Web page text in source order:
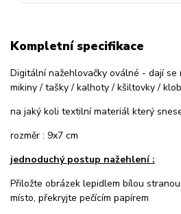
Kompletní specifikace
Digitální nažehlovačky oválné - dají
mikiny / tašky / kalhoty / kšiltovky /
na jaký koli textilní materiál který
rozměr : 9x7 cm
jednoduchý postup nažehlení :
Přiložte obrázek lepidlem bílou
místo, překryjte pečícím papírem